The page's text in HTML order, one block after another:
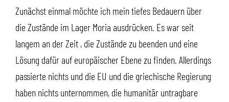
Zunächst einmal möchte ich mein tiefes Bedauern über
die Zustände im Lager Moria ausdrücken. Es war seit
langem an der Zeit , die Zustände zu beenden und eine
Lösung dafür auf europäischer Ebene zu finden. Allerdings
passierte nichts und die EU und die griechische Regierung
haben nichts unternommen, die humanitär untragbare